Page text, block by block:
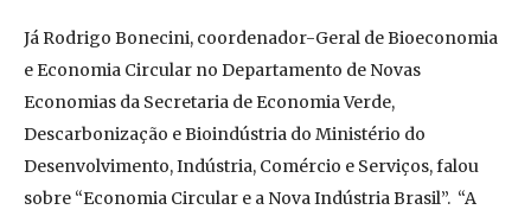
Já Rodrigo Bonecini, coordenador-Geral de Bioeconomia
e Economia Circular no Departamento de Novas
Economias da Secretaria de Economia Verde,
Descarbonização e Bioindústria do Ministério do
Desenvolvimento, Indústria, Comércio e Serviços, falou
sobre “Economia Circular e a Nova Indústria Brasil”. “A